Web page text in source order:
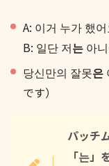
A: 이거 누가 했
B: 일단 저는 아
당신만의 잘못은
です）
パッチ
「는」